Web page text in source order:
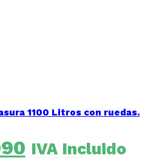
1100 Litros con ruedas.
El
IVA Incluido